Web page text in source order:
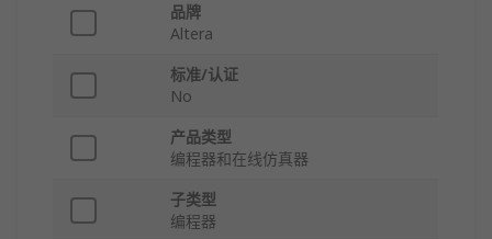
品牌
Altera
标准/认证
No
产品类型
编程器和在线仿真器
子类型
编程器